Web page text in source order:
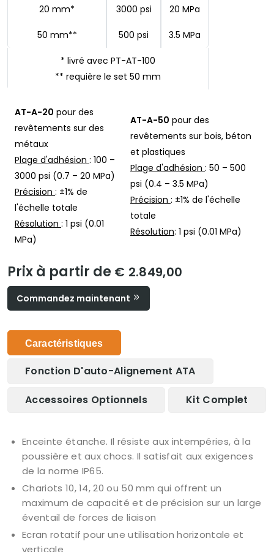
20 mm* 3000 psi 20 MPa
50 mm** 500 psi 3.5 MPa
* livré avec PT-AT-100
** requière le set 50 mm
AT-A-20 pour des
revêtements sur des
métaux
Plage d'adhésion : 100 –
3000 psi (0.7 – 20 MPa)
Précision : ±1% de
l'échelle totale
Résolution : 1 psi (0.01
MPa)
AT-A-50 pour des
revêtements sur bois, béton
et plastiques
Plage d'adhésion : 50 – 500
psi (0.4 – 3.5 MPa)
Précision : ±1% de l'échelle
totale
Résolution: 1 psi (0.01 MPa)
Prix à partir de € 2.849,00
Commandez maintenant
Caractéristiques
Fonction D'auto-Alignement ATA
Accessoires Optionnels Kit Complet
Enceinte étanche. Il résiste aux intempéries, à la
poussière et aux chocs. Il satisfait aux exigences
de la norme IP65.
Chariots 10, 14, 20 ou 50 mm qui offrent un
maximum de capacité et de précision sur un large
éventail de forces de liaison
Ecran rotatif pour une utilisation horizontale et
verticale